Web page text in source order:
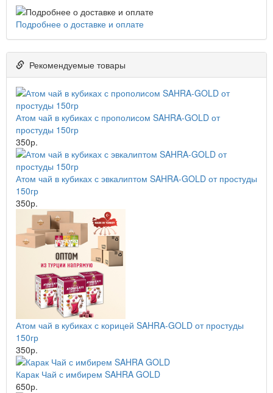
Подробнее о доставке и оплате
Рекомендуемые товары
Атом чай в кубиках с прополисом SAHRA-GOLD от
простуды 150гр
350р.
Атом чай в кубиках с эвкалиптом SAHRA-GOLD от простуды
150гр
350р.
Атом чай в кубиках с корицей SAHRA-GOLD от простуды
150гр
350р.
Карак Чай с имбирем SAHRA GOLD
650р.